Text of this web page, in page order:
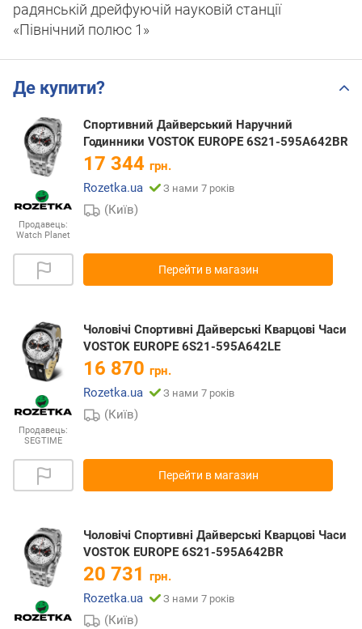
радянській дрейфуючій науковій станції
«Північний полюс 1»
Де купити?
Продавець:
Watch Planet
Спортивний Дайверський Наручний
Годинники VOSTOK EUROPE 6S21-595A642BR
17 344 грн.
Rozetka.ua
З нами 7 років
(Київ)
Перейти в магазин
Продавець:
SEGTIME
Чоловічі Спортивні Дайверські Кварцові Часи
VOSTOK EUROPE 6S21-595A642LE
16 870 грн.
Rozetka.ua
З нами 7 років
(Київ)
Перейти в магазин
Чоловічі Спортивні Дайверські Кварцові Часи
VOSTOK EUROPE 6S21-595A642BR
20 731 грн.
Rozetka.ua
З нами 7 років
(Київ)